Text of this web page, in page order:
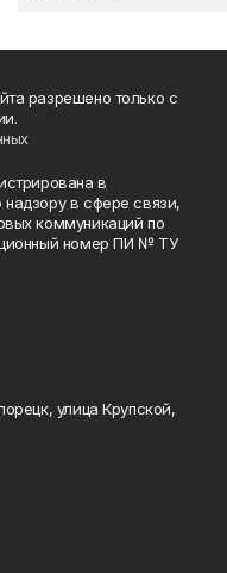
разрешено только с
в
в сфере связи,
коммуникаций по
номер ПИ № ТУ
улица Крупской,